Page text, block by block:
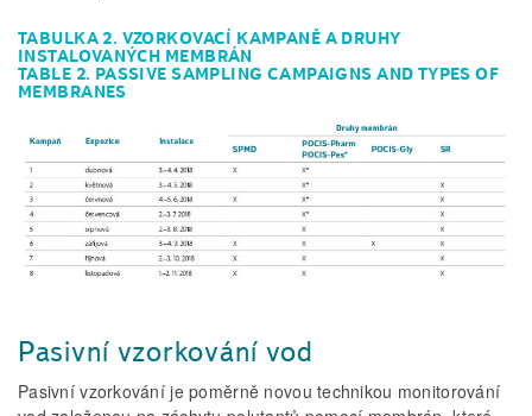
TABULKA 2. VZORKOVACÍ KAMPANĚ A DRUHY
INSTALOVANÝCH MEMBRÁN
TABLE 2. PASSIVE SAMPLING CAMPAIGNS AND TYPES OF
MEMBRANES
Pasivní vzorkování vod
Pasivní vzorkování je poměrně novou technikou monitorování